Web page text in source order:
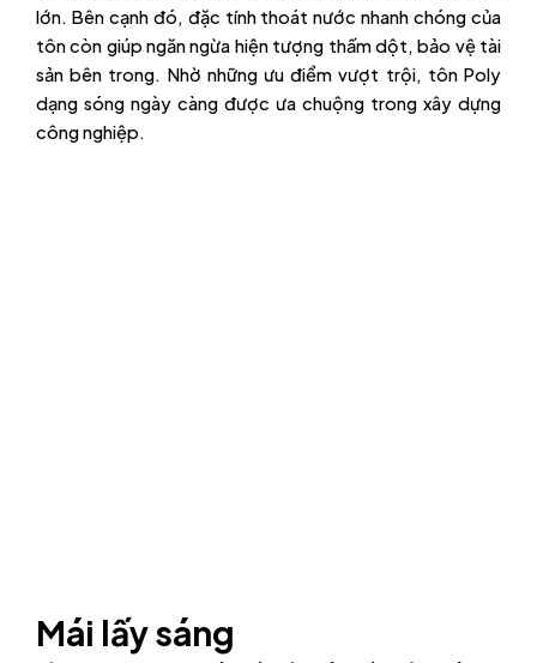
lớn. Bên cạnh đó, đặc tính thoát nước nhanh chóng của
tôn còn giúp ngăn ngừa hiện tượng thấm dột, bảo vệ tài
sản bên trong. Nhờ những ưu điểm vượt trội, tôn Poly
dạng sóng ngày càng được ưa chuộng trong xây dựng
công nghiệp.
Mái lấy sáng